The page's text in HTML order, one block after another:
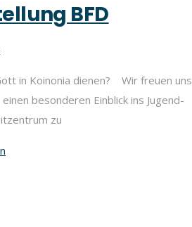
BFD
in Koinonia dienen? Wir freuen uns
besonderen Einblick ins Jugend-
zu